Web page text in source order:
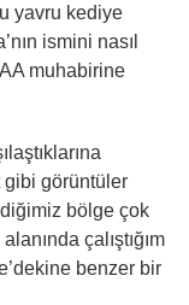
yavru kediye
ismini nasıl
muhabirine
gibi görüntüler
bölge çok
çalıştığım
benzer bir